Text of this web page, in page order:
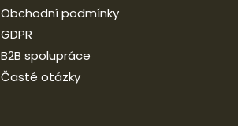
Obchodní podmínky
GDPR
B2B spolupráce
Časté otázky